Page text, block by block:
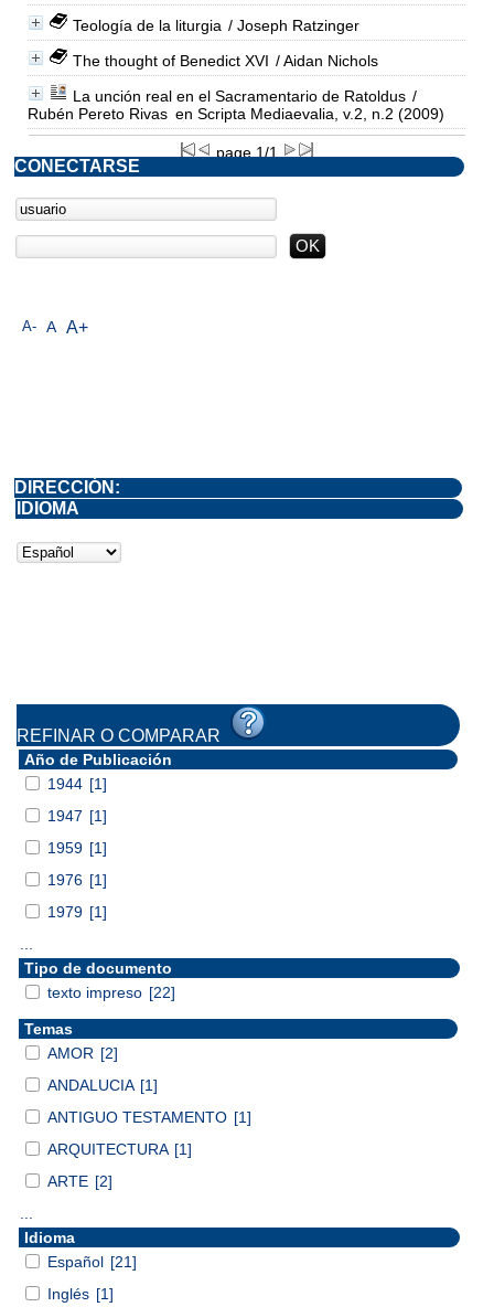
Teología de la liturgia / Joseph Ratzinger
The thought of Benedict XVI / Aidan Nichols
La unción real en el Sacramentario de Ratoldus /
Rubén Pereto Rivas en Scripta Mediaevalia, v.2, n.2 (2009)
page 1/1
A- A A+
CONECTARSE
DIRECCIÓN:
IDIOMA
REFINAR O COMPARAR
Año de Publicación
1944 [1]
1947 [1]
1959 [1]
1976 [1]
1979 [1]
Tipo de documento
texto impreso [22]
Temas
AMOR [2]
ANDALUCIA [1]
ANTIGUO TESTAMENTO [1]
ARQUITECTURA [1]
ARTE [2]
Idioma
Español [21]
Inglés [1]